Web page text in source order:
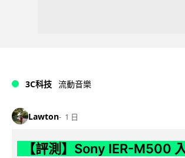
3C科技 流動音樂
Lawton 1 日
【評測】Sony IER-M500